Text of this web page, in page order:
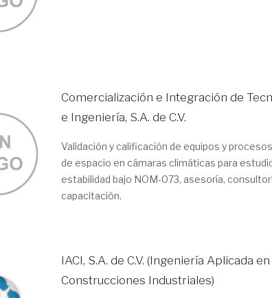
Comercialización e Integración de
e Ingeniería, S.A. de C.V.
Validación y calificación de equipos y
de espacio en cámaras climáticas para
estabilidad bajo NOM-073, asesoría,
capacitación.
IACI, S.A. de C.V. (Ingeniería Aplicada en
Construcciones Industriales)